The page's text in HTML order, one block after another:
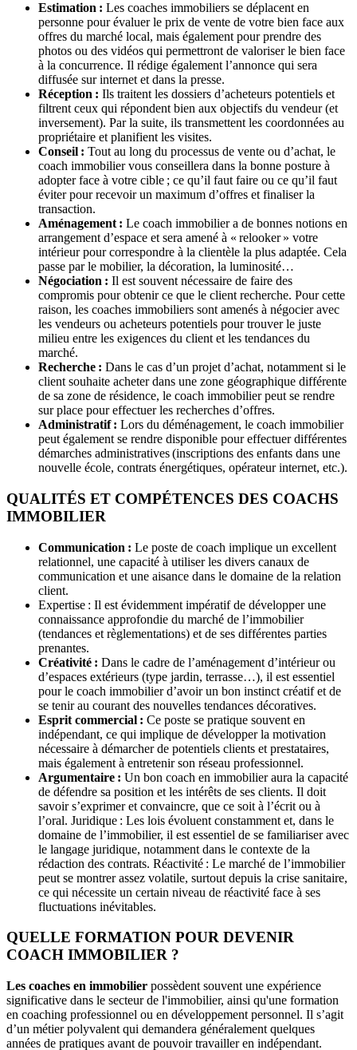
Estimation : Les coaches immobiliers se déplacent en
personne pour évaluer le prix de vente de votre bien face aux
offres du marché local, mais également pour prendre des
photos ou des vidéos qui permettront de valoriser le bien face
à la concurrence. Il rédige également l’annonce qui sera
diffusée sur internet et dans la presse.
Réception : Ils traitent les dossiers d’acheteurs potentiels et
filtrent ceux qui répondent bien aux objectifs du vendeur (et
inversement). Par la suite, ils transmettent les coordonnées au
propriétaire et planifient les visites.
Conseil : Tout au long du processus de vente ou d’achat, le
coach immobilier vous conseillera dans la bonne posture à
adopter face à votre cible ; ce qu’il faut faire ou ce qu’il faut
éviter pour recevoir un maximum d’offres et finaliser la
transaction.
Aménagement : Le coach immobilier a de bonnes notions en
arrangement d’espace et sera amené à « relooker » votre
intérieur pour correspondre à la clientèle la plus adaptée. Cela
passe par le mobilier, la décoration, la luminosité…
Négociation : Il est souvent nécessaire de faire des
compromis pour obtenir ce que le client recherche. Pour cette
raison, les coaches immobiliers sont amenés à négocier avec
les vendeurs ou acheteurs potentiels pour trouver le juste
milieu entre les exigences du client et les tendances du
marché.
Recherche : Dans le cas d’un projet d’achat, notamment si le
client souhaite acheter dans une zone géographique différente
de sa zone de résidence, le coach immobilier peut se rendre
sur place pour effectuer les recherches d’offres.
Administratif : Lors du déménagement, le coach immobilier
peut également se rendre disponible pour effectuer différentes
démarches administratives (inscriptions des enfants dans une
nouvelle école, contrats énergétiques, opérateur internet, etc.).
QUALITÉS ET COMPÉTENCES DES COACHS
IMMOBILIER
Communication : Le poste de coach implique un excellent
relationnel, une capacité à utiliser les divers canaux de
communication et une aisance dans le domaine de la relation
client.
Expertise : Il est évidemment impératif de développer une
connaissance approfondie du marché de l’immobilier
(tendances et règlementations) et de ses différentes parties
prenantes.
Créativité : Dans le cadre de l’aménagement d’intérieur ou
d’espaces extérieurs (type jardin, terrasse…), il est essentiel
pour le coach immobilier d’avoir un bon instinct créatif et de
se tenir au courant des nouvelles tendances décoratives.
Esprit commercial : Ce poste se pratique souvent en
indépendant, ce qui implique de développer la motivation
nécessaire à démarcher de potentiels clients et prestataires,
mais également à entretenir son réseau professionnel.
Argumentaire : Un bon coach en immobilier aura la capacité
de défendre sa position et les intérêts de ses clients. Il doit
savoir s’exprimer et convaincre, que ce soit à l’écrit ou à
l’oral. Juridique : Les lois évoluent constamment et, dans le
domaine de l’immobilier, il est essentiel de se familiariser avec
le langage juridique, notamment dans le contexte de la
rédaction des contrats. Réactivité : Le marché de l’immobilier
peut se montrer assez volatile, surtout depuis la crise sanitaire,
ce qui nécessite un certain niveau de réactivité face à ses
fluctuations inévitables.
QUELLE FORMATION POUR DEVENIR
COACH IMMOBILIER ?
Les coaches en immobilier possèdent souvent une expérience
significative dans le secteur de l'immobilier, ainsi qu'une formation
en coaching professionnel ou en développement personnel. Il s’agit
d’un métier polyvalent qui demandera généralement quelques
années de pratiques avant de pouvoir travailler en indépendant.